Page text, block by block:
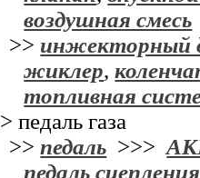
воздушная смесь
>> инжекторный
жиклер,
топливная
> педаль газа
>>педаль >>>
педаль сцепления